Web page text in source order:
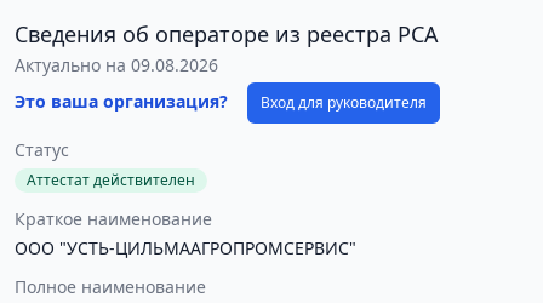
Сведения об операторе из реестра РСА
Актуально на 09.08.2026
Это ваша организация?
Вход для руководителя
Статус
Аттестат действителен
Краткое наименование
ООО "УСТЬ-ЦИЛЬМААГРОПРОМСЕРВИС"
Полное наименование